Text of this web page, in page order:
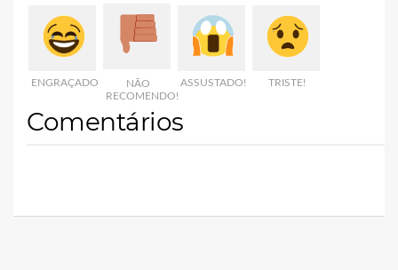
ENGRAÇADO
NÃO
RECOMENDO!
ASSUSTADO! TRISTE!
Comentários